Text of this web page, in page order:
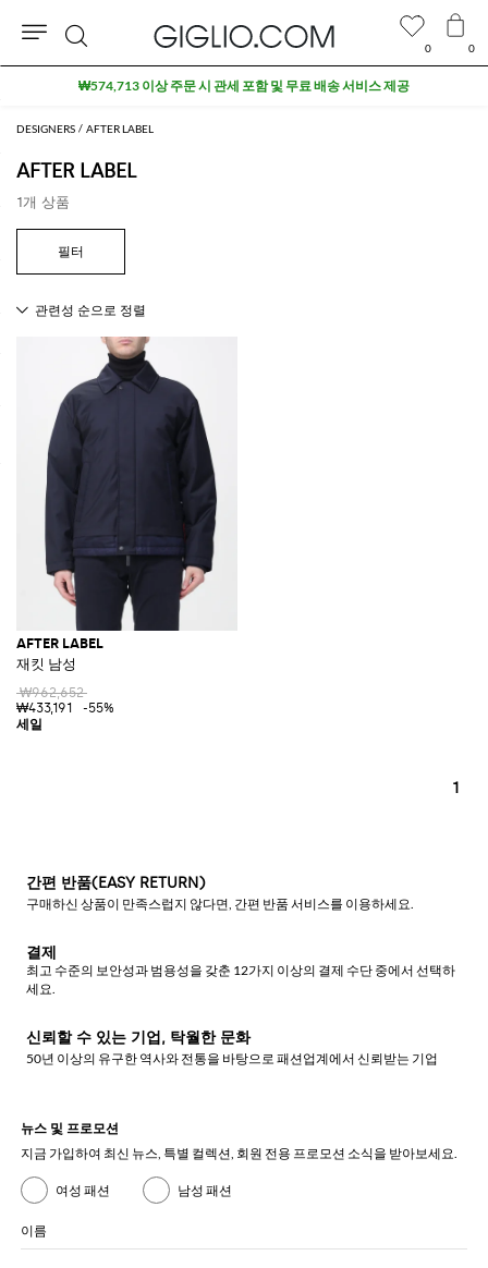
DESIGNERS AFTER LABEL
AFTER LABEL
1개 상품
AFTER LABEL
재킷 남성
₩962,652
₩433,191
-55%
1
0 0
검
색
₩574,713 이상 주문 시 관세 포함 및 무료 배송 서비스 제공
간편 반품(EASY RETURN)
구매하신 상품이 만족스럽지 않다면, 간편 반품 서비스를 이용하세요.
결제
최고 수준의 보안성과 범용성을 갖춘 12가지 이상의 결제 수단 중에서 선택하
세요.
신뢰할 수 있는 기업, 탁월한 문화
50년 이상의 유구한 역사와 전통을 바탕으로 패션업계에서 신뢰받는 기업
뉴스 및 프로모션
지금 가입하여 최신 뉴스, 특별 컬렉션, 회원 전용 프로모션 소식을 받아보세요.
여성 패션 남성 패션
이름